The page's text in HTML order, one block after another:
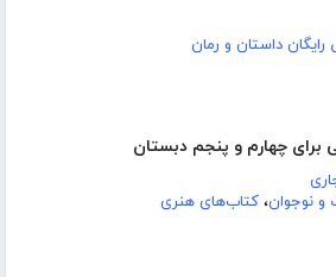
داستان و رمان
برای چهارم و پنجم دبستان
نوجوان، کتاب‌های هنری